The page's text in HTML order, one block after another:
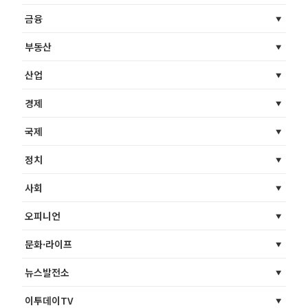
금융
부동산
산업
경제
국제
정치
사회
오피니언
문화·라이프
뉴스발전소
이투데이TV